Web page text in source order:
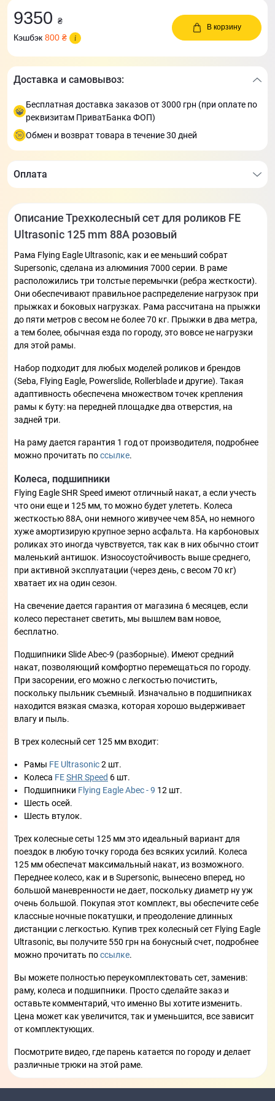
9350 ₴
Кэшбэк 800 ₴
В корзину
Доставка и самовывоз:
Бесплатная доставка заказов от 3000 грн (при оплате по
реквизитам ПриватБанка ФОП)
Обмен и возврат товара в течение 30 дней
Оплата
Описание Трехколесный сет для роликов FE
Ultrasonic 125 mm 88А розовый
Рама Flying Eagle Ultrasonic, как и ее меньший собрат
Supersonic, сделана из алюминия 7000 серии. В раме
расположились три толстые перемычки (ребра жесткости).
Они обеспечивают правильное распределение нагрузок при
прыжках и боковых нагрузках. Рама рассчитана на прыжки
до пяти метров с весом не более 70 кг. Прыжки в два метра,
а тем более, обычная езда по городу, это вовсе не нагрузки
для этой рамы.
Набор подходит для любых моделей роликов и брендов
(Seba, Flying Eagle, Powerslide, Rollerblade и другие). Такая
адаптивность обеспечена множеством точек крепления
рамы к буту: на передней площадке два отверстия, на
задней три.
На раму дается гарантия 1 год от производителя, подробнее
можно прочитать поссылке.
Колеса, подшипники
Flying Eagle SHR Speed имеют отличный накат, а если учесть
что они еще и 125 мм, то можно будет улететь. Колеса
жесткостью 88А, они немного живучее чем 85А, но немного
хуже амортизирую крупное зерно асфальта. На карбоновых
роликах это иногда чувствуется, так как в них обычно стоит
маленький антишок. Износоустойчивость выше среднего,
при активной эксплуатации (через день, с весом 70 кг)
хватает их на один сезон.
На свечение дается гарантия от магазина 6 месяцев, если
колесо перестанет светить, мы вышлем вам новое,
бесплатно.
Подшипники Slide Abec-9 (разборные). Имеют средний
накат, позволяющий комфортно перемещаться по городу.
При засорении, его можно с легкостью почистить,
поскольку пыльник съемный. Изначально в подшипниках
находится вязкая смазка, которая хорошо выдерживает
влагу и пыль.
В трех колесный сет 125 мм входит:
Рамы FE Ultrasonic2 шт.
Колеса FESHR Speed 6 шт.
Подшипники Flying Eagle Abec - 9 12 шт.
Шесть осей.
Шесть втулок.
Трех колесные сеты 125 мм это идеальный вариант для
поездок в любую точку города без всяких усилий. Колеса
125 мм обеспечат максимальный накат, из возможного.
Переднее колесо, как и в Supersonic, вынесено вперед, но
большой маневренности не дает, поскольку диаметр ну уж
очень большой. Покупая этот комплект, вы обеспечите себе
классные ночные покатушки, и преодоление длинных
дистанции с легкостью. Купив трех колесный сет Flying Eagle
Ultrasonic, вы получите 550 грн на бонусный счет, подробнее
можно прочитать поссылке.
Вы можете полностью переукомплектовать сет, заменив:
раму, колеса и подшипники. Просто сделайте заказ и
оставьте комментарий, что именно Вы хотите изменить.
Цена может как увеличится, так и уменьшится, все зависит
от комплектующих.
Посмотрите видео, где парень катается по городу и делает
различные трюки на этой раме.